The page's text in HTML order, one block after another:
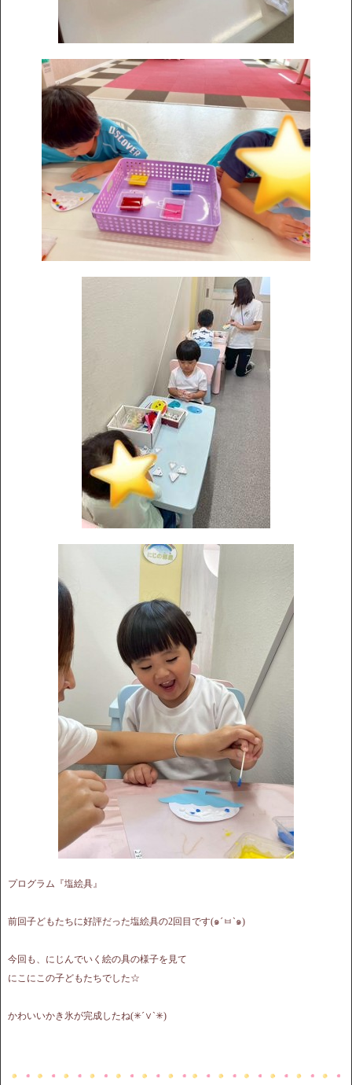
プログラム『塩絵具』
前回子どもたちに好評だった塩絵具の2回目です(๑´ㅂ`๑)
今回も、にじんでいく絵の具の様子を見て
にこにこの子どもたちでした☆
かわいいかき氷が完成したね(✳︎´∨︎`✳︎)